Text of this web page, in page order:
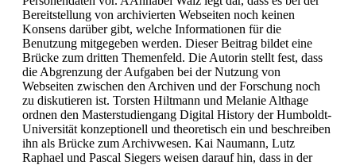
Bereitstellung von archivierten Webseiten noch keinen
Konsens darüber gibt, welche Informationen für die
Benutzung mitgegeben werden. Dieser Beitrag bildet eine
Brücke zum dritten Themenfeld. Die Autorin stellt fest, dass
die Abgrenzung der Aufgaben bei der Nutzung von
Webseiten zwischen den Archiven und der Forschung noch
zu diskutieren ist. Torsten Hiltmann und Melanie Althage
ordnen den Masterstudiengang Digital History der Humboldt-
Universität konzeptionell und theoretisch ein und beschreiben
ihn als Brücke zum Archivwesen. Kai Naumann, Lutz
Raphael und Pascal Siegers weisen darauf hin, dass in der